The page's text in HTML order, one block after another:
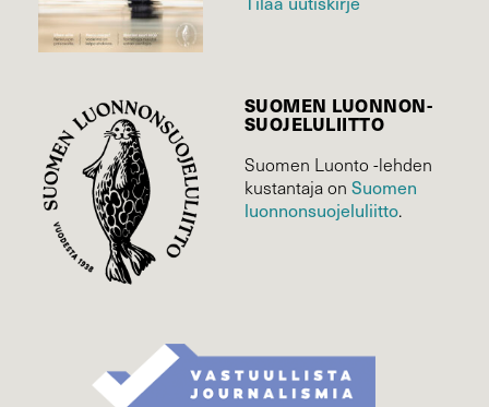
SUOMEN LUONNON­
SUOJELU­LIITTO
Suomen Luonto -lehden
kustantaja on Suomen
luonnonsuojelu­liitto.